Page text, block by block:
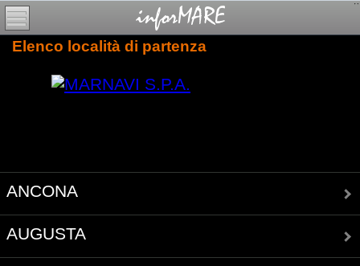
Elenco località di partenza
ANCONA
AUGUSTA